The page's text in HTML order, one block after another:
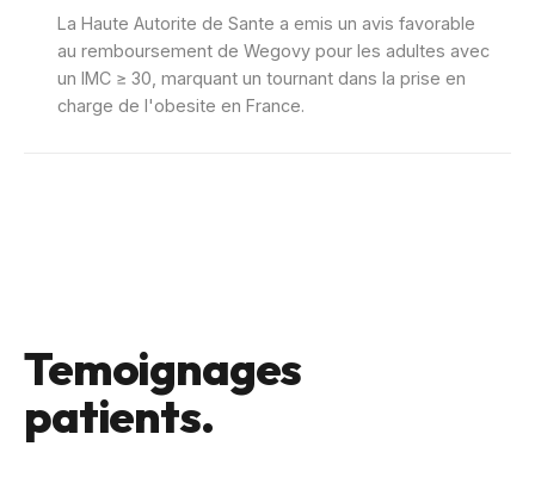
La Haute Autorite de Sante a emis un avis favorable
au remboursement de Wegovy pour les adultes avec
un IMC ≥ 30, marquant un tournant dans la prise en
charge de l'obesite en France.
Temoignages
patients.